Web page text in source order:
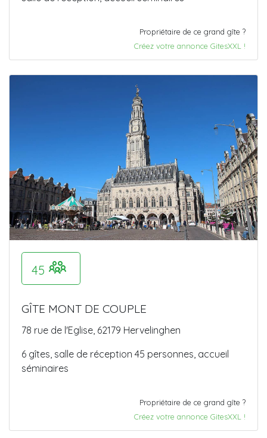
Propriétaire de ce grand gîte ?
Créez votre annonce GitesXXL !
45
GÎTE MONT DE COUPLE
78 rue de l'Eglise, 62179 Hervelinghen
6 gîtes, salle de réception 45 personnes, accueil
séminaires
Propriétaire de ce grand gîte ?
Créez votre annonce GitesXXL !